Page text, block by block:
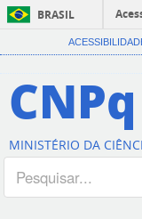
BRASIL
CNPq
MINISTÉRIO DA